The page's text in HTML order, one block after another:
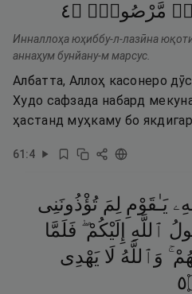
مَّرْصُوصٌۭ ۝٤
Инналлоҳа юҳиббу-л-лазӣна
аннаҳум бунйану-м марсус.
Албатта, Аллоҳ касонеро
Худо сафзада набард
ҳастанд муҳкаму бо
61:4
يَـٰقَوْمِ لِمَ تُؤْذُونَنِى
ٱللَّهِ إِلَيْكُمْ ۖ فَلَمَّا
وَٱللَّهُ لَا يَهْدِى
٥